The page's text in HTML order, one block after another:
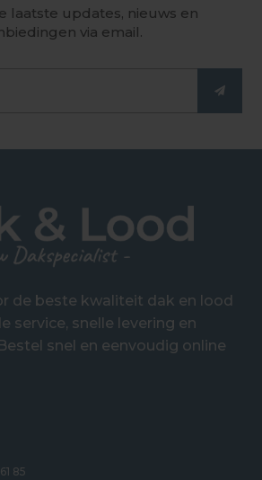
laatste updates, nieuws en
via email.
de beste kwaliteit dak en lood
service, snelle levering en
snel en eenvoudig online
85